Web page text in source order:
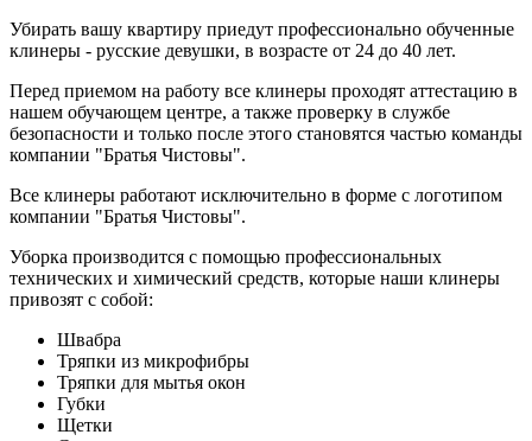
Убирать вашу квартиру приедут профессионально обученные
клинеры - русские девушки, в возрасте от 24 до 40 лет.
Перед приемом на работу все клинеры проходят аттестацию в
нашем обучающем центре, а также проверку в службе
безопасности и только после этого становятся частью команды
компании "Братья Чистовы".
Все клинеры работают исключительно в форме с логотипом
компании "Братья Чистовы".
Уборка производится с помощью профессиональных
технических и химический средств, которые наши клинеры
привозят с собой:
Швабра
Тряпки из микрофибры
Тряпки для мытья окон
Губки
Щетки